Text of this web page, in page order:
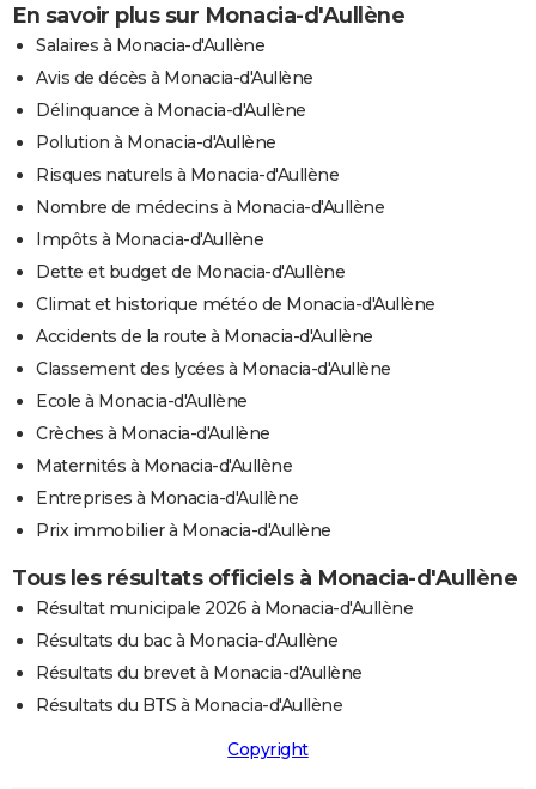
En savoir plus sur Monacia-d'Aullène
Salaires à Monacia-d'Aullène
Avis de décès à Monacia-d'Aullène
Délinquance à Monacia-d'Aullène
Pollution à Monacia-d'Aullène
Risques naturels à Monacia-d'Aullène
Nombre de médecins à Monacia-d'Aullène
Impôts à Monacia-d'Aullène
Dette et budget de Monacia-d'Aullène
Climat et historique météo de Monacia-d'Aullène
Accidents de la route à Monacia-d'Aullène
Classement des lycées à Monacia-d'Aullène
Ecole à Monacia-d'Aullène
Crèches à Monacia-d'Aullène
Maternités à Monacia-d'Aullène
Entreprises à Monacia-d'Aullène
Prix immobilier à Monacia-d'Aullène
Tous les résultats officiels à Monacia-d'Aullène
Résultat municipale 2026 à Monacia-d'Aullène
Résultats du bac à Monacia-d'Aullène
Résultats du brevet à Monacia-d'Aullène
Résultats du BTS à Monacia-d'Aullène
Copyright